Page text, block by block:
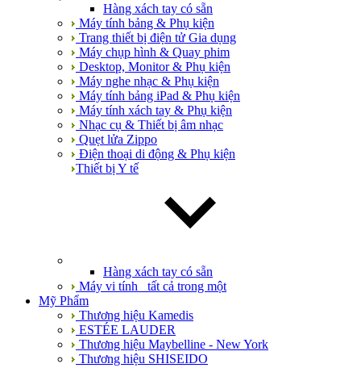
Hàng xách tay có sẵn
Máy tính bảng & Phụ kiện
Trang thiết bị điện tử Gia dụng
Máy chụp hình & Quay phim
Desktop, Monitor & Phụ kiện
Máy nghe nhạc & Phụ kiện
Máy tính bảng iPad & Phụ kiện
Máy tính xách tay & Phụ kiện
Nhạc cụ & Thiết bị âm nhạc
Quẹt lửa Zippo
Điện thoại di động & Phụ kiện
Thiết bị Y tế
Hàng xách tay có sẵn
Máy vi tính_ tất cả trong một
Mỹ Phẩm
Thương hiệu Kamedis
ESTÉE LAUDER
Thương hiệu Maybelline - New York
Thương hiệu SHISEIDO